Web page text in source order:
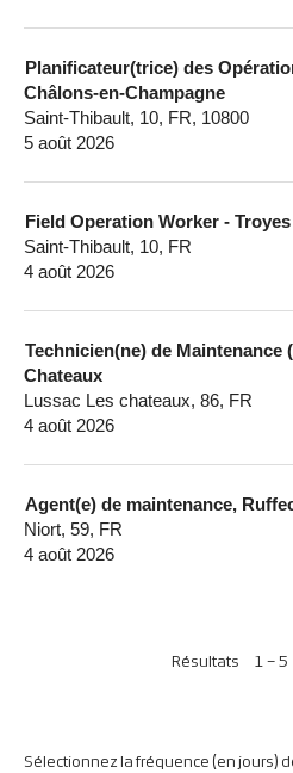
Planificateur(trice) des
Châlons-en-Champagne
Saint-Thibault, 10, FR, 10800
5 août 2026
Field Operation Worker - Troyes
Saint-Thibault, 10, FR
4 août 2026
Technicien(ne) de Maintenance
Chateaux
Lussac Les chateaux, 86, FR
4 août 2026
Agent(e) de maintenance,
Niort, 59, FR
4 août 2026
Résultats 1 – 5
Sélectionnez la fréquence (en jours)